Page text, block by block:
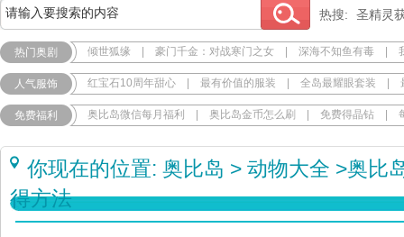
热搜: 圣精灵
热门奥剧 倾世狐缘 豪门千金：对战寒门之女 深海不知鱼有毒
人气服饰 红宝石10周年甜心 最有价值的服装 全岛最耀眼套装
免费福利 奥比岛微信每月福利 奥比岛金币怎么刷 免费得晶钻
你现在的位置: 奥比岛 > 动物大全 >奥比
得方法